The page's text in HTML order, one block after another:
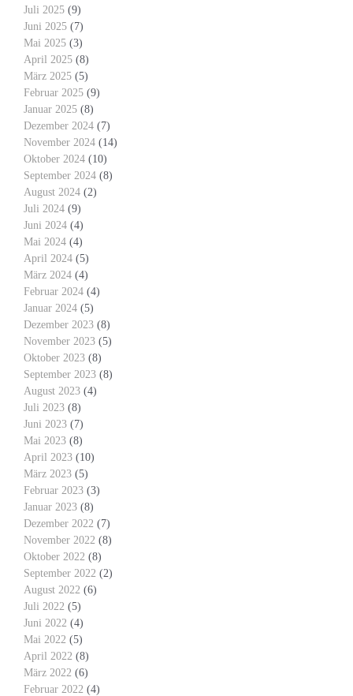
Juli 2025 (9)
Juni 2025 (7)
Mai 2025 (3)
April 2025 (8)
März 2025 (5)
Februar 2025 (9)
Januar 2025 (8)
Dezember 2024 (7)
November 2024 (14)
Oktober 2024 (10)
September 2024 (8)
August 2024 (2)
Juli 2024 (9)
Juni 2024 (4)
Mai 2024 (4)
April 2024 (5)
März 2024 (4)
Februar 2024 (4)
Januar 2024 (5)
Dezember 2023 (8)
November 2023 (5)
Oktober 2023 (8)
September 2023 (8)
August 2023 (4)
Juli 2023 (8)
Juni 2023 (7)
Mai 2023 (8)
April 2023 (10)
März 2023 (5)
Februar 2023 (3)
Januar 2023 (8)
Dezember 2022 (7)
November 2022 (8)
Oktober 2022 (8)
September 2022 (2)
August 2022 (6)
Juli 2022 (5)
Juni 2022 (4)
Mai 2022 (5)
April 2022 (8)
März 2022 (6)
Februar 2022 (4)